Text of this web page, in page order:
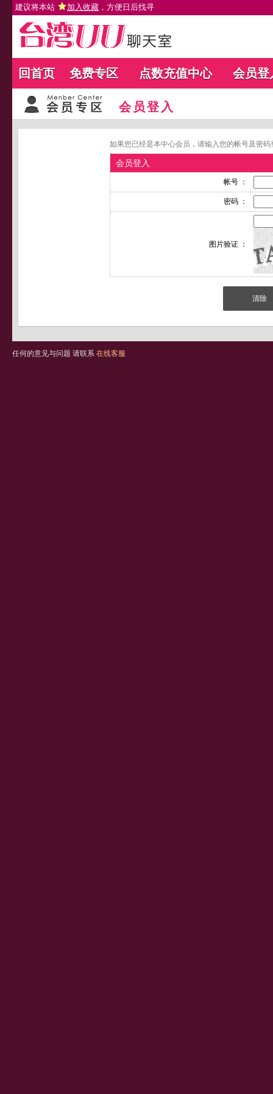
建议将本站 加入收藏 ，方便日后找寻
回首页 免费专区 点数充值中心 会员登
会员登入
如果您已经是本中心会员，请输入您的帐号及密
会员登入
帐号 ：
密码 ：
图片验证 ：
任何的意见与问题 请联系 在线客服